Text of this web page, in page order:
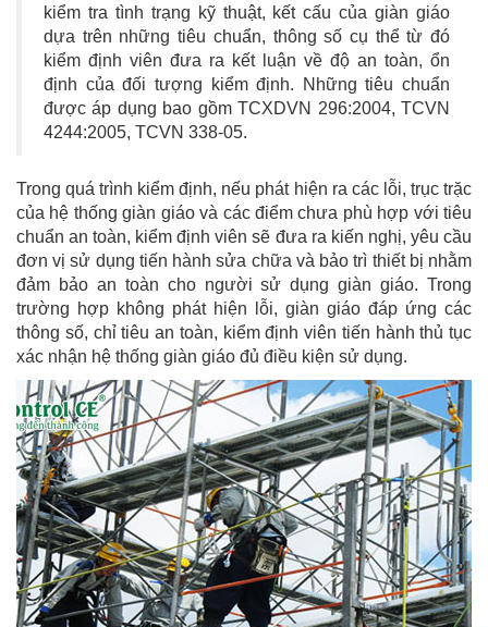
kiểm tra tình trạng kỹ thuật, kết cấu của giàn giáo
dựa trên những tiêu chuẩn, thông số cụ thể từ đó
kiểm định viên đưa ra kết luận về độ an toàn, ổn
định của đối tượng kiểm định. Những tiêu chuẩn
được áp dụng bao gồm TCXDVN 296:2004, TCVN
4244:2005, TCVN 338-05.
Trong quá trình kiểm định, nếu phát hiện ra các lỗi, trục trặc
của hệ thống giàn giáo và các điểm chưa phù hợp với tiêu
chuẩn an toàn, kiểm định viên sẽ đưa ra kiến nghị, yêu cầu
đơn vị sử dụng tiến hành sửa chữa và bảo trì thiết bị nhằm
đảm bảo an toàn cho người sử dụng giàn giáo. Trong
trường hợp không phát hiện lỗi, giàn giáo đáp ứng các
thông số, chỉ tiêu an toàn, kiểm định viên tiến hành thủ tục
xác nhận hệ thống giàn giáo đủ điều kiện sử dụng.